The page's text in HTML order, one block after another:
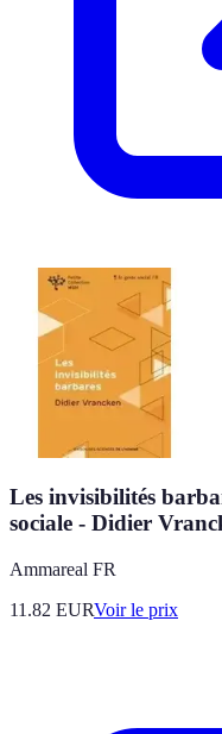
Les invisibilités
sociale - Didier
Ammareal FR
11.82 EURVoir le prix